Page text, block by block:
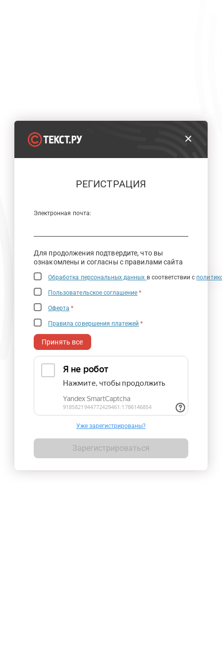
РЕГИСТРАЦИЯ
Электронная почта:
Для продолжения подтвердите, что вы
ознакомлены и согласны с правилами сайта
Обработка персональных данных в соответствии с
Пользовательское соглашение *
Оферта *
Правила совершения платежей *
Принять все
Уже зарегистрированы?
Зарегистрироваться